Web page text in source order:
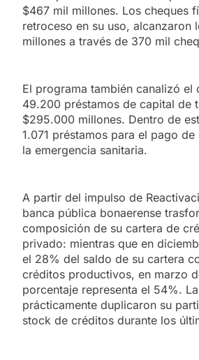
$467 mil millones. Los cheques
retroceso en su uso, alcanzaron
millones a través de 370 mil
El programa también canalizó el
49.200 préstamos de capital de
$295.000 millones. Dentro de
1.071 préstamos para el pago
la emergencia sanitaria.
A partir del impulso de
banca pública bonaerense
composición de su cartera de
privado: mientras que en
el 28% del saldo de su cartera
créditos productivos, en marzo
porcentaje representa el 54%.
prácticamente duplicaron su
stock de créditos durante los